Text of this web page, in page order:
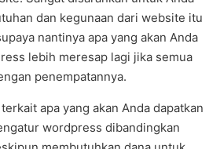
dan kegunaan dari website itu
nantinya apa yang akan Anda
lebih meresap lagi jika semua
penempatannya.
apa yang akan Anda dapatkan
wordpress dibandingkan